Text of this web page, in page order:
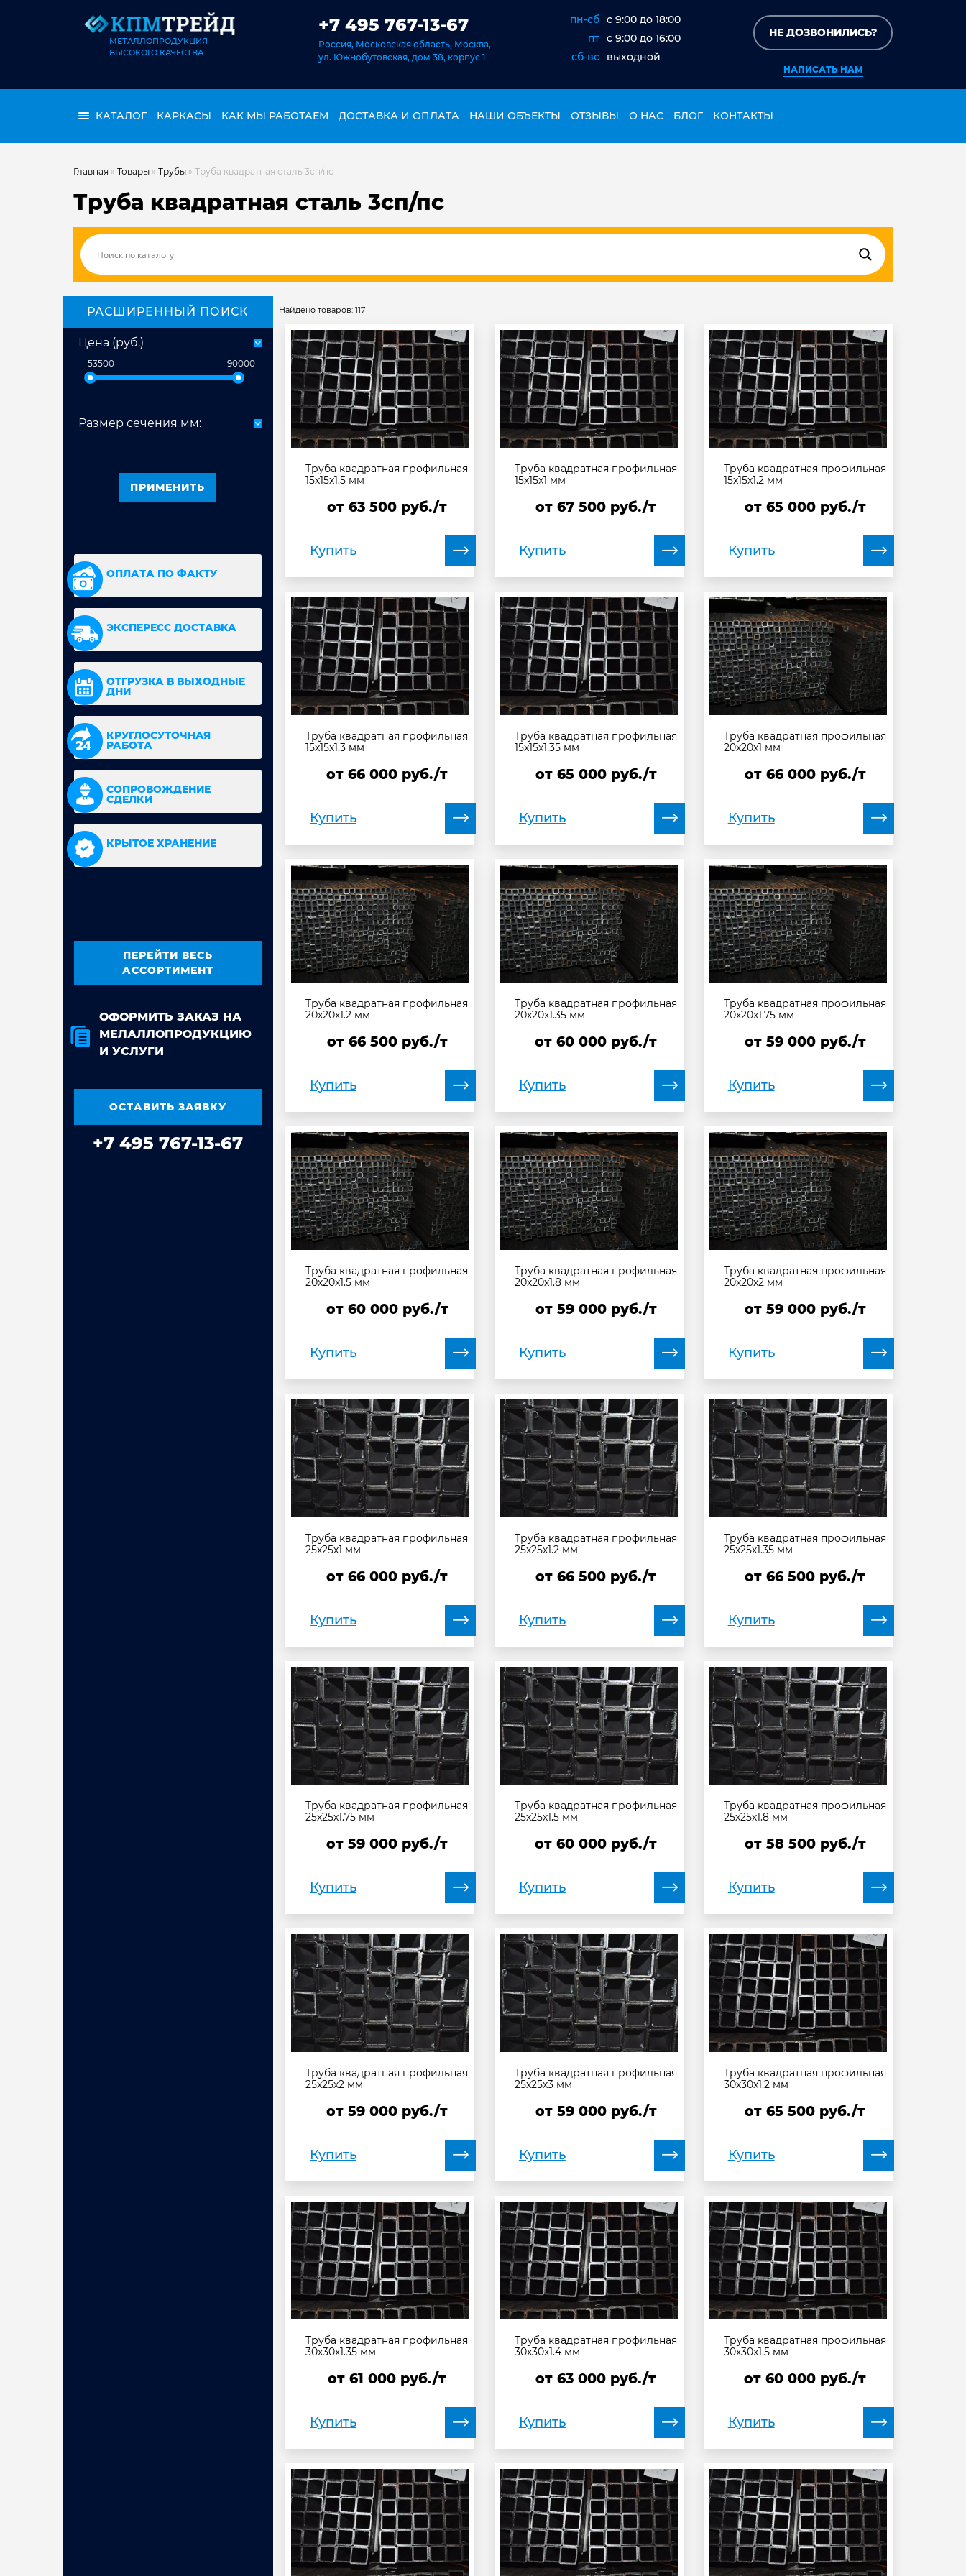
МЕТАЛЛОПРОДУКЦИЯ
ВЫСОКОГО КАЧЕСТВА
+7 495 767-13-67
Россия, Московская область, Москва,
ул. Южнобутовская, дом 38, корпус 1
пн-сб c 9:00 до 18:00
пт c 9:00 до 16:00
сб-вс
выходной
НЕ ДОЗВОНИЛИСЬ?
НАПИСАТЬ НАМ
КАТАЛОГ КАРКАСЫ КАК МЫ РАБОТАЕМ ДОСТАВКА И ОПЛАТА НАШИ ОБЪЕКТЫ ОТЗЫВЫ О НАС БЛОГ КОНТАКТЫ
Главная » Товары » Трубы » Труба квадратная сталь 3сп/пс
Труба квадратная сталь 3сп/пс
РАСШИРЕННЫЙ ПОИСК
Цена (руб.)
53500 90000
Размер сечения мм:
ОПЛАТА ПО ФАКТУ
ЭКСПЕРЕСС ДОСТАВКА
ОТГРУЗКА В ВЫХОДНЫЕ
ДНИ
КРУГЛОСУТОЧНАЯ
РАБОТА
СОПРОВОЖДЕНИЕ
СДЕЛКИ
КРЫТОЕ ХРАНЕНИЕ
ПЕРЕЙТИ ВЕСЬ
АССОРТИМЕНТ
ОФОРМИТЬ ЗАКАЗ НА
МЕЛАЛЛОПРОДУКЦИЮ
И УСЛУГИ
ОСТАВИТЬ ЗАЯВКУ
+7 495 767-13-67
Найдено товаров: 117
Труба квадратная профильная
15х15х1.5 мм
от63 500 руб./т
Купить
Труба квадратная профильная
15х15х1 мм
от67 500 руб./т
Купить
Труба квадратная профильная
15х15х1.2 мм
от 65 000 руб./т
Купить
Труба квадратная профильная
15х15х1.3 мм
от66 000 руб./т
Купить
Труба квадратная профильная
15х15х1.35 мм
от 65 000 руб./т
Купить
Труба квадратная профильная
20х20х1 мм
от 66 000 руб./т
Купить
Труба квадратная профильная
20х20х1.2 мм
от 66 500 руб./т
Купить
Труба квадратная профильная
20х20х1.35 мм
от60 000 руб./т
Купить
Труба квадратная профильная
20х20х1.75 мм
от 59 000 руб./т
Купить
Труба квадратная профильная
20х20х1.5 мм
от 60 000 руб./т
Купить
Труба квадратная профильная
20х20х1.8 мм
от 59 000 руб./т
Купить
Труба квадратная профильная
20х20х2 мм
от 59 000 руб./т
Купить
Труба квадратная профильная
25х25х1 мм
от66 000 руб./т
Купить
Труба квадратная профильная
25х25х1.2 мм
от66 500 руб./т
Купить
Труба квадратная профильная
25х25х1.35 мм
от66 500 руб./т
Купить
Труба квадратная профильная
25х25х1.75 мм
от59 000 руб./т
Купить
Труба квадратная профильная
25х25х1.5 мм
от60 000 руб./т
Купить
Труба квадратная профильная
25х25х1.8 мм
от 58 500 руб./т
Купить
Труба квадратная профильная
25х25х2 мм
от59 000 руб./т
Купить
Труба квадратная профильная
25х25х3 мм
от 59 000 руб./т
Купить
Труба квадратная профильная
30х30х1.2 мм
от65 500 руб./т
Купить
Труба квадратная профильная
30х30х1.35 мм
от61 000 руб./т
Купить
Труба квадратная профильная
30х30х1.4 мм
от63 000 руб./т
Купить
Труба квадратная профильная
30х30х1.5 мм
от60 000 руб./т
Купить